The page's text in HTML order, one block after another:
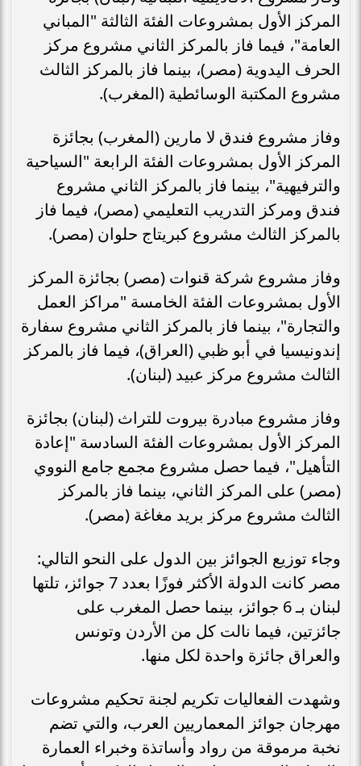
المركز الأول بمشروعات الفئة الثالثة "المباني
العامة"، فيما فاز بالمركز الثاني مشروع مركز
الحرف اليدوية (مصر)، بينما فاز بالمركز الثالث
مشروع المكتبة الوسائطية (المغرب).
وفاز مشروع فندق لا مارين (المغرب) بجائزة
المركز الأول بمشروعات الفئة الرابعة "السياحية
والترفيهية"، بينما فاز بالمركز الثاني مشروع
فندق ومركز التدريب التعليمي (مصر)، فيما فاز
بالمركز الثالث مشروع كبريتاج حلوان (مصر).
وفاز مشروع شركة قنوات (مصر) بجائزة المركز
الأول بمشروعات الفئة الخامسة "مراكز العمل
والتجارة"، بينما فاز بالمركز الثاني مشروع سفارة
إندونيسيا في أبو ظبي (العراق)، فيما فاز بالمركز
الثالث مشروع مركز عبيد (لبنان).
وفاز مشروع مبادرة بيروت للتراث (لبنان) بجائزة
المركز الأول بمشروعات الفئة السادسة "إعادة
التأهيل"، فيما حصل مشروع مجمع جامع النووي
(مصر) على المركز الثاني، بينما فاز بالمركز
الثالث مشروع مركز بريد مغاغة (مصر).
وجاء توزيع الجوائز بين الدول على النحو التالي:
مصر كانت الدولة الأكثر فوزًا بعدد 7 جوائز، تلتها
لبنان بـ 6 جوائز، بينما حصل المغرب على
جائزتين، فيما نالت كل من الأردن وتونس
والعراق جائزة واحدة لكل منها.
وشهدت الفعاليات تكريم لجنة تحكيم مشروعات
مهرجان جوائز المعماريين العرب، والتي تضم
نخبة مرموقة من رواد وأساتذة وخبراء العمارة